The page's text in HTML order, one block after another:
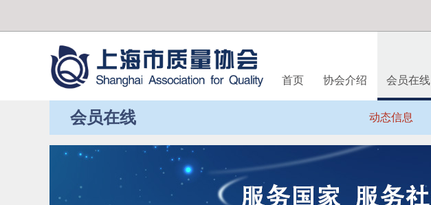
首页 协会介绍 会员在线
会员在线 动态信息